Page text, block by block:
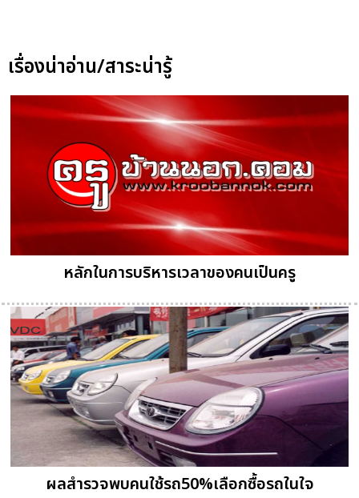
เรื่องน่าอ่าน/สาระน่ารู้
หลักในการบริหารเวลาของคนเป็นครู
ผลสำรวจพบคนใช้รถ50%เลือกซื้อรถในใจ